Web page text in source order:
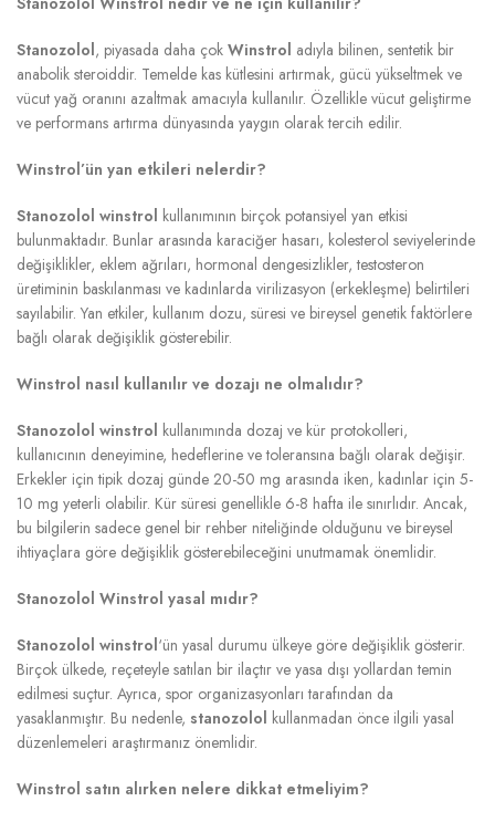
Stanozolol, piyasada daha çok Winstrol adıyla bilinen, sentetik bir
anabolik steroiddir. Temelde kas kütlesini artırmak, gücü yükseltmek ve
vücut yağ oranını azaltmak amacıyla kullanılır. Özellikle vücut geliştirme
ve performans artırma dünyasında yaygın olarak tercih edilir.
Winstrol’ün yan etkileri nelerdir?
Stanozolol winstrol kullanımının birçok potansiyel yan etkisi
bulunmaktadır. Bunlar arasında karaciğer hasarı, kolesterol seviyelerinde
değişiklikler, eklem ağrıları, hormonal dengesizlikler, testosteron
üretiminin baskılanması ve kadınlarda virilizasyon (erkekleşme) belirtileri
sayılabilir. Yan etkiler, kullanım dozu, süresi ve bireysel genetik faktörlere
bağlı olarak değişiklik gösterebilir.
Winstrol nasıl kullanılır ve dozajı ne olmalıdır?
Stanozolol winstrol kullanımında dozaj ve kür protokolleri,
kullanıcının deneyimine, hedeflerine ve toleransına bağlı olarak değişir.
Erkekler için tipik dozaj günde 20-50 mg arasında iken, kadınlar için 5-
10 mg yeterli olabilir. Kür süresi genellikle 6-8 hafta ile sınırlıdır. Ancak,
bu bilgilerin sadece genel bir rehber niteliğinde olduğunu ve bireysel
ihtiyaçlara göre değişiklik gösterebileceğini unutmamak önemlidir.
Stanozolol Winstrol yasal mıdır?
Stanozolol winstrol‘ün yasal durumu ülkeye göre değişiklik gösterir.
Birçok ülkede, reçeteyle satılan bir ilaçtır ve yasa dışı yollardan temin
edilmesi suçtur. Ayrıca, spor organizasyonları tarafından da
yasaklanmıştır. Bu nedenle, stanozolol kullanmadan önce ilgili yasal
düzenlemeleri araştırmanız önemlidir.
Winstrol satın alırken nelere dikkat etmeliyim?